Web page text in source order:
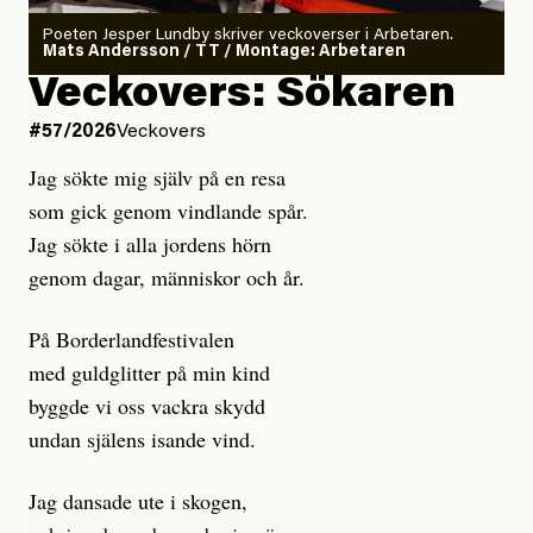
Poeten Jesper Lundby skriver veckoverser i Arbetaren.
Mats Andersson / TT / Montage: Arbetaren
Veckovers: Sökaren
#57/2026Veckovers
Jag sökte mig själv på en resa
som gick genom vindlande spår.
Jag sökte i alla jordens hörn
genom dagar, människor och år.
På Borderlandfestivalen
med guldglitter på min kind
byggde vi oss vackra skydd
undan själens isande vind.
Jag dansade ute i skogen,